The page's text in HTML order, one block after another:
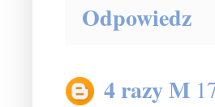
Odpowiedz
4 razy M